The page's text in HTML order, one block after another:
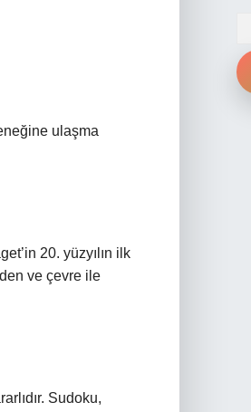
ulaşma
20. yüzyılın ilk
ve çevre ile
Sudoku,